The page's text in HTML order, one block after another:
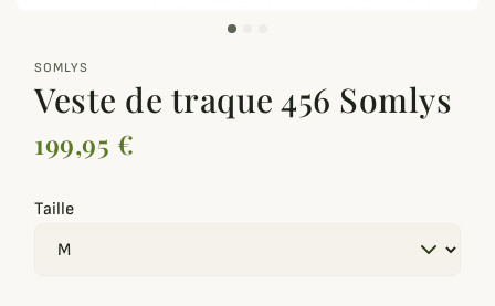
SOMLYS
Veste de traque 456 Somlys
199,95 €
Taille